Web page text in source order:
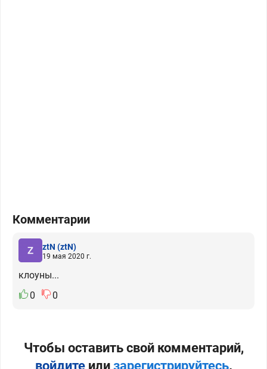
Комментарии
ztN (ztN)
19 мая 2020 г.
клоуны...
0
0
Чтобы оставить свой комментарий,
войдитеили зарегистрируйтесь.